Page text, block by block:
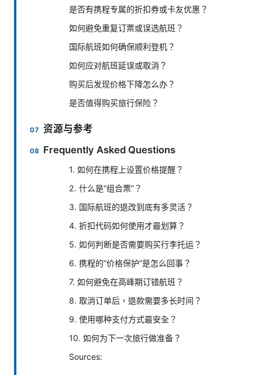
是否有携程专属的折扣券或卡友优惠？
如何避免重复订票或误选航班？
国际航班如何确保顺利登机？
如何应对航班延误或取消？
购买后发现价格下降怎么办？
是否值得购买旅行保险？
资源与参考
Frequently Asked Questions
1. 如何在携程上设置价格提醒？
2. 什么是“组合票”？
3. 国际航班的退改到底有多灵活？
4. 折扣代码如何使用才最划算？
5. 如何判断是否需要购买行李托运？
6. 携程的“价格保护”是怎么回事？
7. 如何避免在高峰期订错航班？
8. 取消订单后，退款需要多长时间？
9. 使用哪种支付方式最安全？
10. 如何为下一次旅行做准备？
Sources: